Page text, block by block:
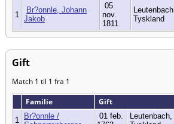
1
Br?onnle, Johann
Jakob
05
nov.
1811
Leutenbach,
Tyskland
Gift
Match 1 til 1 fra 1
Familie
Gift
1
Br?onnle /
01 feb.
Leutenbach,